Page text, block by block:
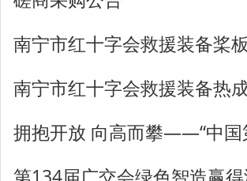
南宁市红十字会救援装备桨
南宁市红十字会救援装备热
拥抱开放 向高而攀——“中国